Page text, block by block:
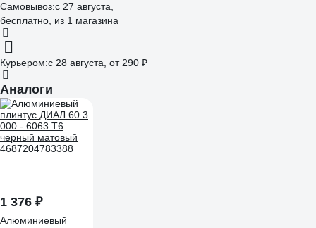
Самовывоз:c 27 августа,
бесплатно , из 1 магазина
Курьером:c 28 августа, от 290 ₽
Аналоги
1 376 ₽
Алюминиевый